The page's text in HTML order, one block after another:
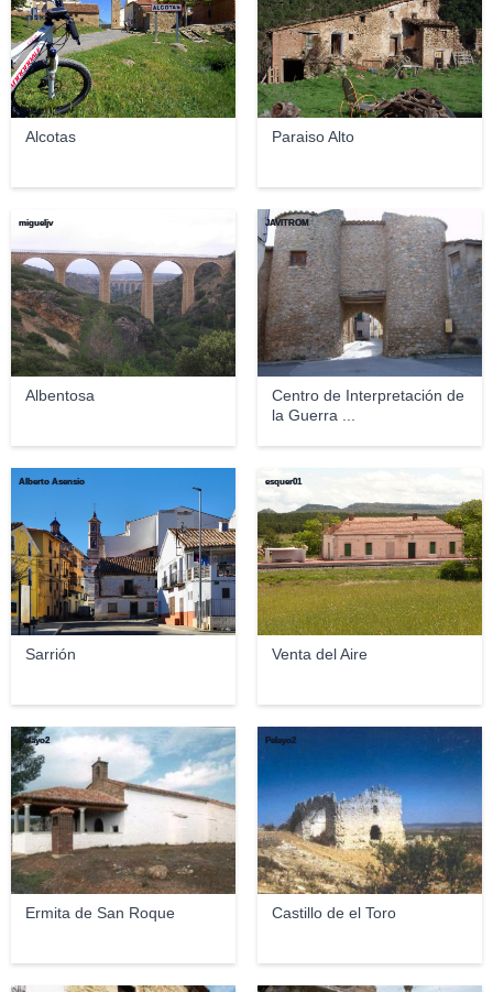
Alcotas Paraiso Alto
Albentosa
migueljv
Centro de Interpretación de
la Guerra ...
JAVITROM
Sarrión
Alberto Asensio
Venta del Aire
esquer01
Ermita de San Roque
Pelayo2
Castillo de el Toro
Pelayo2